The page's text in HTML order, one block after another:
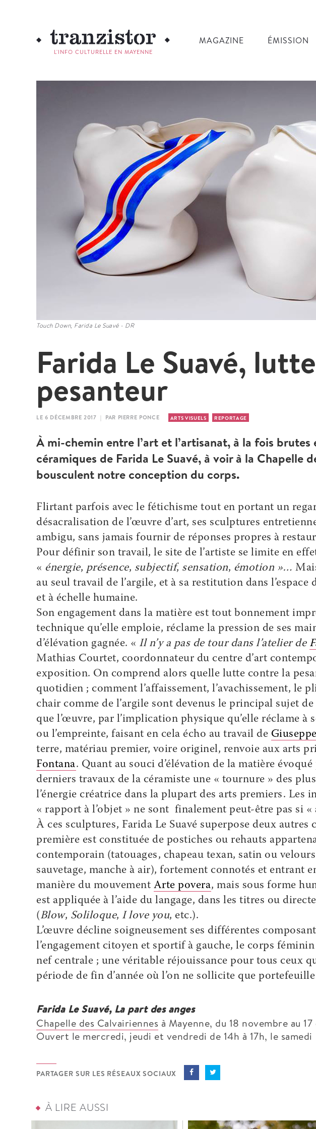
L'INFO CULTURELLE EN MAYENNE
MAGAZINE ÉMISSION
Touch Down, Farida Le Suavé - DR
Farida Le Suavé,
pesanteur
LE 6 DÉCEMBRE 2017 | PAR PIERRE PONCE ARTS VISUELS REPORTAGE
À mi-chemin entre l’art et l’artisanat, à la fois brutes
céramiques de Farida Le Suavé, à voir à la Chapelle
bousculent notre conception du corps.
Flirtant parfois avec le fétichisme tout en portant un
désacralisation de l’œuvre d’art, ses sculptures
ambigu, sans jamais fournir de réponses propres à
Pour définir son travail, le site de l’artiste se limite en
« énergie, présence, subjectif, sensation, émotion »…
au seul travail de l’argile, et à sa restitution dans
et à échelle humaine.
Son engagement dans la matière est tout bonnement
technique qu’elle emploie, réclame la pression de ses
d’élévation gagnée. « Il n’y a pas de tour dans l’atelier de
Mathias Courtet, coordonnateur du centre d’art
exposition. On comprend alors quelle lutte contre la
quotidien ; comment l’affaissement, l’avachissement, le
chair comme de l’argile sont devenus le principal sujet
que l’œuvre, par l’implication physique qu’elle réclame à
ou l’empreinte, faisant en cela écho au travail de
terre, matériau premier, voire originel, renvoie aux arts
Fontana. Quant au souci d’élévation de la matière
derniers travaux de la céramiste une « tournure » des
l’énergie créatrice dans la plupart des arts premiers. Les
« rapport à l’objet » ne sont finalement peut-être pas si «
À ces sculptures, Farida Le Suavé superpose deux autres
première est constituée de postiches ou rehauts
contemporain (tatouages, chapeau texan, satin ou
sauvetage, manche à air), fortement connotés et entrant
manière du mouvement Arte povera, mais sous forme
est appliquée à l’aide du langage, dans les titres ou
(Blow, Soliloque, I love you, etc.).
L’œuvre décline soigneusement ses différentes
l’engagement citoyen et sportif à gauche, le corps
nef centrale ; une véritable réjouissance pour tous ceux
période de fin d’année où l’on ne sollicite que
Farida Le Suavé, La part des anges
Chapelle des Calvairiennes à Mayenne, du 18 novembre au
Ouvert le mercredi, jeudi et vendredi de 14h à 17h, le
PARTAGER SUR LES RÉSEAUX SOCIAUX
À LIRE AUSSI